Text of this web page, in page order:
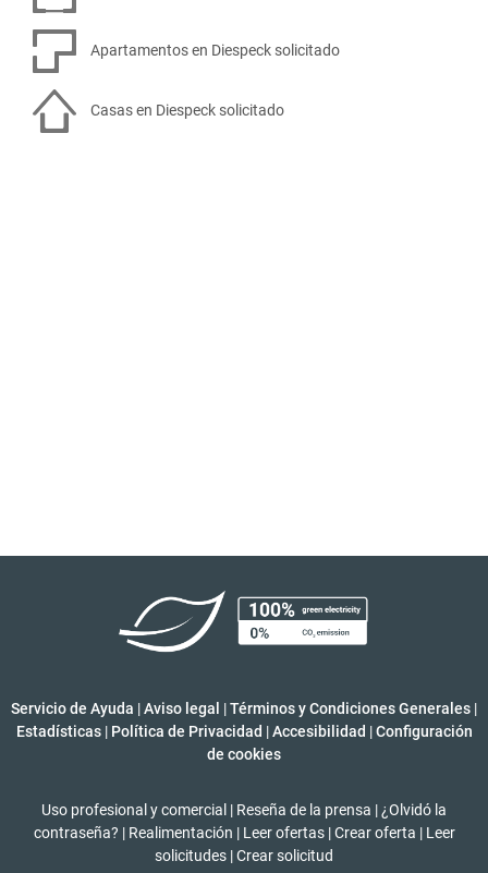
Apartamentos en Diespeck solicitado
Casas en Diespeck solicitado
Servicio de Ayuda |Aviso legal |Términos y Condiciones Generales |
Estadísticas | Política de Privacidad | Accesibilidad | Configuración
de cookies
Uso profesional y comercial | Reseña de la prensa | ¿Olvidó la
contraseña? | Realimentación | Leer ofertas | Crear oferta | Leer
solicitudes |Crear solicitud